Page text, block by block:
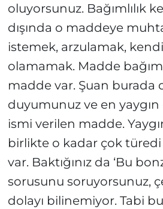
oluyorsunuz. Bağımlılık
dışında o maddeye
istemek, arzulamak,
olamamak. Madde
madde var. Şuan burada
duyumunuz ve en yaygın
ismi verilen madde.
birlikte o kadar çok
var. Baktığınız da ‘Bu
sorusunu soruyorsunuz,
dolayı bilinemiyor. Tabi